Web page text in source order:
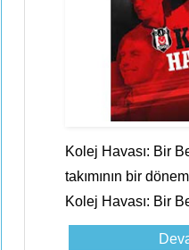
Kolej Havası: Bir
takımının bir
Kolej Havası: Bir